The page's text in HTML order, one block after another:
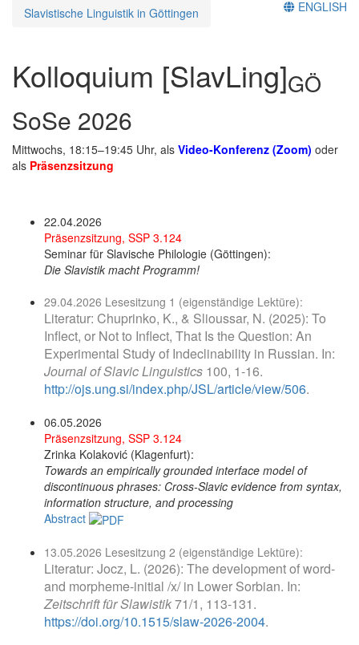
Slavistische Linguistik in Göttingen
ENGLISH
Kolloquium [SlavLing]GÖ
SoSe 2026
Mittwochs, 18:15–19:45 Uhr, als Video-Konferenz (Zoom) oder
als Präsenzsitzung
22.04.2026
Präsenzsitzung, SSP 3.124
Seminar für Slavische Philologie (Göttingen):
Die Slavistik macht Programm!
29.04.2026 Lesesitzung 1 (eigenständige Lektüre):
Literatur: Chuprinko, K., & Slioussar, N. (2025): To
Inflect, or Not to Inflect, That Is the Question: An
Experimental Study of Indeclinability in Russian. In:
Journal of Slavic Linguistics 100, 1-16.
http://ojs.ung.si/index.php/JSL/article/view/506.
06.05.2026
Präsenzsitzung, SSP 3.124
Zrinka Kolaković (Klagenfurt):
Towards an empirically grounded interface model of
discontinuous phrases: Cross-Slavic evidence from syntax,
information structure, and processing
Abstract
13.05.2026 Lesesitzung 2 (eigenständige Lektüre):
Literatur: Jocz, L. (2026): The development of word-
and morpheme-initial /x/ in Lower Sorbian. In:
Zeitschrift für Slawistik71/1, 113-131.
https://doi.org/10.1515/slaw-2026-2004.